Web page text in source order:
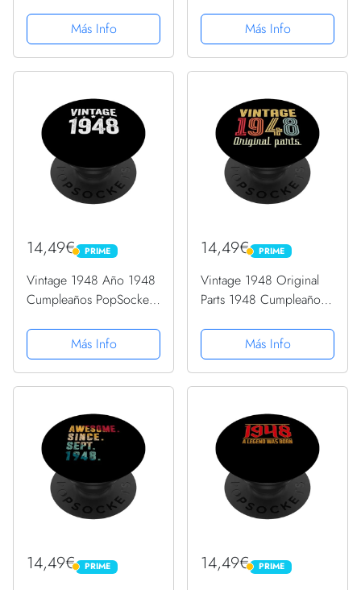
PopGrip Intercambiable
Más Info
PopSockets PopGrip
Intercambiable
Más Info
14,49€ PRIME
PRIME
Vintage 1948 Año 1948
Cumpleaños PopSockets
Más Info
14,49€ PRIME
PRIME
Vintage 1948 Original
Parts 1948 Cumpleaños
Intercambiable
Más Info
14,49€ PRIME
PRIME 14,49€ PRIME
PRIME